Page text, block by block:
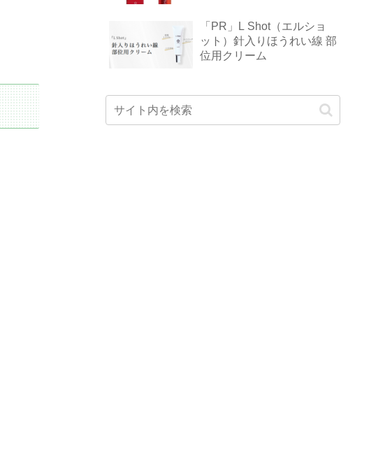
「PR」L Shot（エルショ
ット）針入りほうれい線 部
位用クリーム